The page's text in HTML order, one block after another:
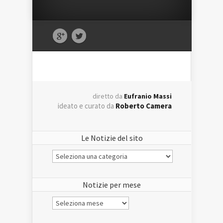
diretto da Eufranio Massi
ideato e curato da Roberto Camera
Le Notizie del sito
Le
Notizie
Notizie per mese
Notizie
per